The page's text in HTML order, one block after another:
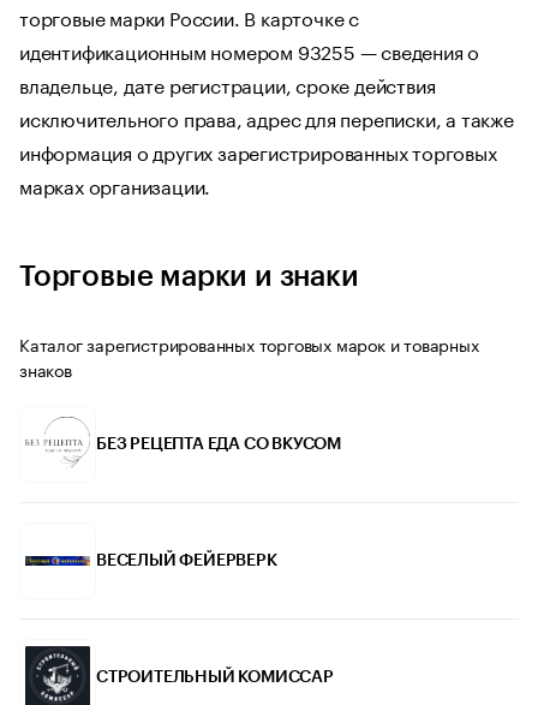
торговые марки России. В карточке с
идентификационным номером 93255 — сведения о
владельце, дате регистрации, сроке действия
исключительного права, адрес для переписки, а также
информация о других зарегистрированных торговых
марках организации.
Торговые марки и знаки
Каталог зарегистрированных торговых марок и товарных
знаков
БЕЗ РЕЦЕПТА ЕДА СО ВКУСОМ
ВЕСЕЛЫЙ ФЕЙЕРВЕРК
СТРОИТЕЛЬНЫЙ КОМИССАР